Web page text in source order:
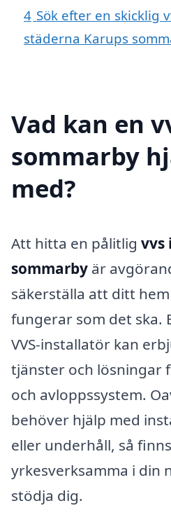
4 Sök efter en skicklig
städerna Karups
Vad kan en
sommarby
med?
Att hitta en pålitlig vvs
sommarby är
säkerställa att ditt
fungerar som det ska.
VVS-installatör kan
tjänster och lösningar
och avloppssystem.
behöver hjälp med
eller underhåll, så
yrkesverksamma i din
stödja dig.